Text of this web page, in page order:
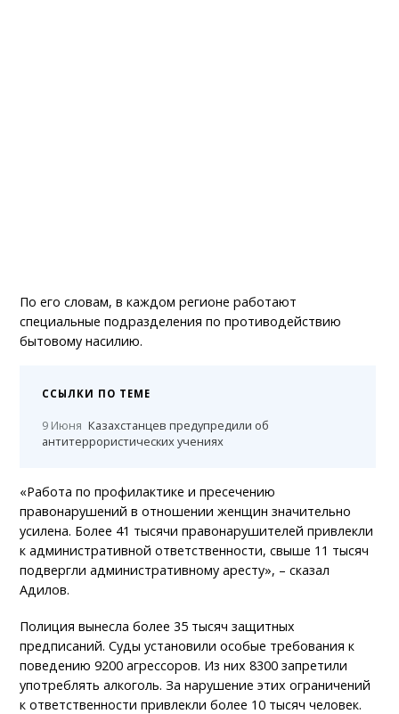
По его словам, в каждом регионе работают
специальные подразделения по противодействию
бытовому насилию.
ССЫЛКИ ПО ТЕМЕ
9 Июня Казахстанцев предупредили об
антитеррористических учениях
«Работа по профилактике и пресечению
правонарушений в отношении женщин значительно
усилена. Более 41 тысячи правонарушителей привлекли
к административной ответственности, свыше 11 тысяч
подвергли административному аресту», – сказал
Адилов.
Полиция вынесла более 35 тысяч защитных
предписаний. Суды установили особые требования к
поведению 9200 агрессоров. Из них 8300 запретили
употреблять алкоголь. За нарушение этих ограничений
к ответственности привлекли более 10 тысяч человек.